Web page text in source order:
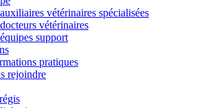
vétérinaires spécialisées
vétérinaires
support
pratiques
rejoindre